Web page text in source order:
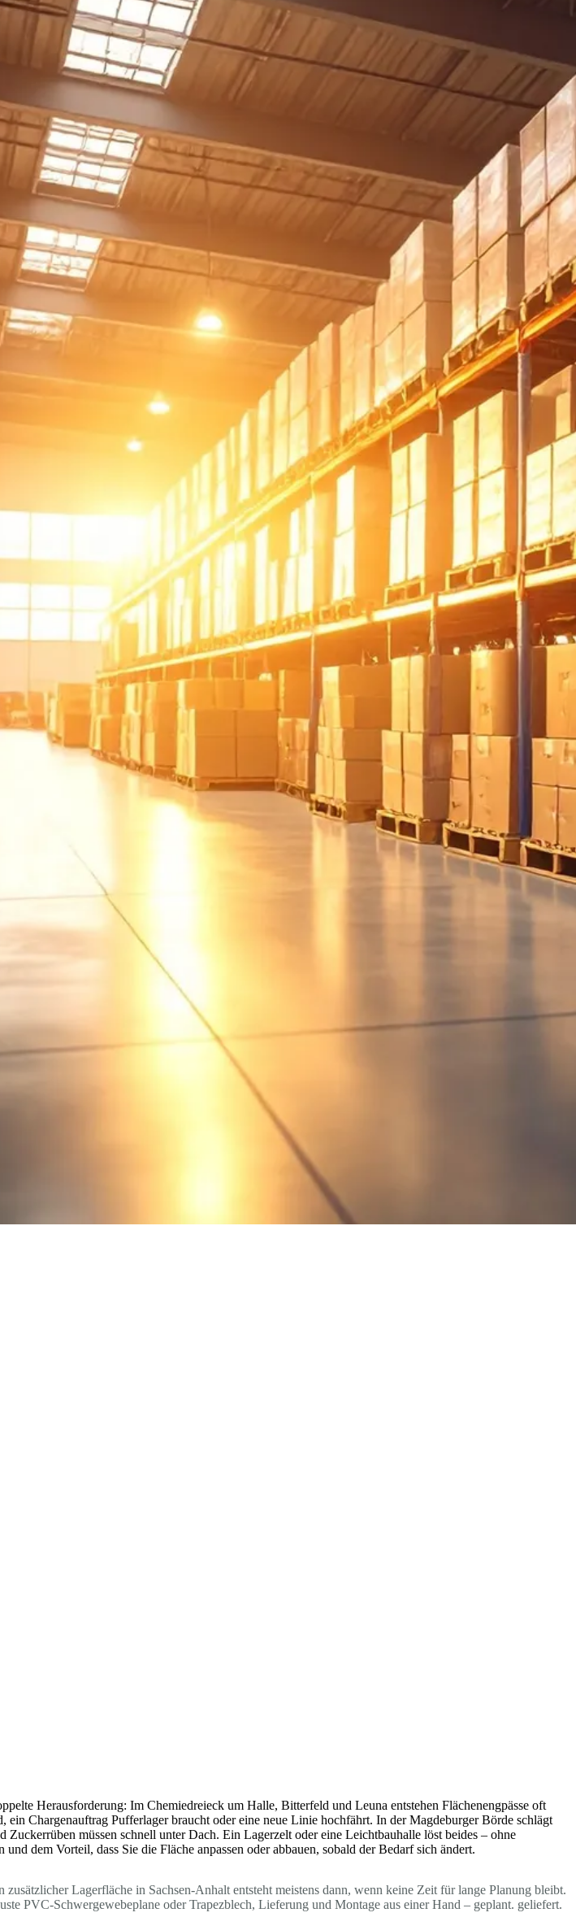
Herausforderung: Im Chemiedreieck um Halle, Bitterfeld und Leuna entstehen Flächenengpässe oft
ein Chargenauftrag Pufferlager braucht oder eine neue Linie hochfährt. In der Magdeburger Börde schlägt
Zuckerrüben müssen schnell unter Dach. Ein Lagerzelt oder eine Leichtbauhalle löst beides – ohne
dem Vorteil, dass Sie die Fläche anpassen oder abbauen, sobald der Bedarf sich ändert.
Lagerfläche in Sachsen-Anhalt entsteht meistens dann, wenn keine Zeit für lange Planung bleibt.
PVC-Schwergewebeplane oder Trapezblech, Lieferung und Montage aus einer Hand – geplant. geliefert.